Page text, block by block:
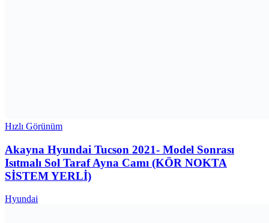
Hızlı Görünüm
Akayna Hyundai Tucson 2021- Model Sonrası
Isıtmalı Sol Taraf Ayna Camı (KÖR NOKTA
SİSTEM YERLİ)
Hyundai